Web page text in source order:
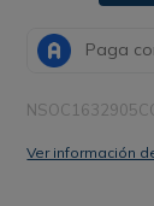
Ver información